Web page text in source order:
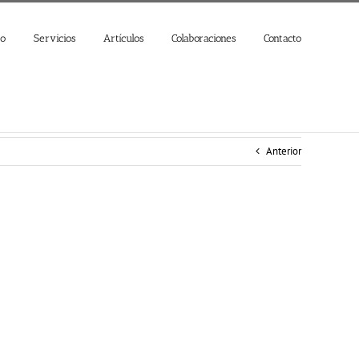
Servicios Artículos Colaboraciones Contacto
Anterior